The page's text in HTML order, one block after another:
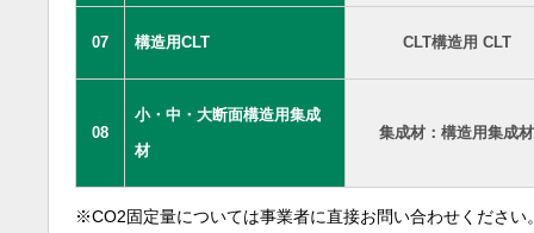
07 構造用CLT CLT構造用 CLT
08
小・中・大断面構造用集成
材
集成材：構造用集成材
※CO2固定量については事業者に直接お問い合わせください